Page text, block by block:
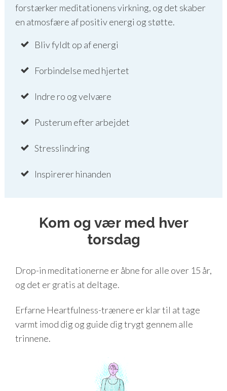
forstærker meditationens virkning, og det skaber
en atmosfære af positiv energi og støtte.
Bliv fyldt op af energi
Forbindelse med hjertet
Indre ro og velvære
Pusterum efter arbejdet
Stresslindring
Inspirerer hinanden
Kom og vær med hver
torsdag
Drop-in meditationerne er åbne for alle over 15 år,
og det er gratis at deltage.
Erfarne Heartfulness-trænere er klar til at tage
varmt imod dig og guide dig trygt gennem alle
trinnene.